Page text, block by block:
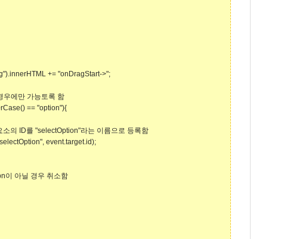
+= "onDragStart->";
에만 가능토록 함
== "option"){
의 ID를 "selectOption"라는 이름으로 등록함
event.target.id);
아닐 경우 취소함